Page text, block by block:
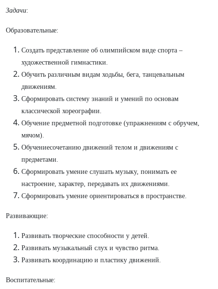
Задачи:
Образовательные:
Создать представление об олимпийском виде спорта –
художественной гимнастики.
Обучить различным видам ходьбы, бега, танцевальным
движениям.
Сформировать систему знаний и умений по основам
классической хореографии.
Обучение предметной подготовке (упражнениям с обручем,
мячом).
Обучениесочетанию движений телом и движениям с
предметами.
Сформировать умение слушать музыку, понимать ее
настроение, характер, передавать их движениями.
Сформировать умение ориентироваться в пространстве.
Развивающие:
Развивать творческие способности у детей.
Развивать музыкальный слух и чувство ритма.
Развивать координацию и пластику движений.
Воспитательные: